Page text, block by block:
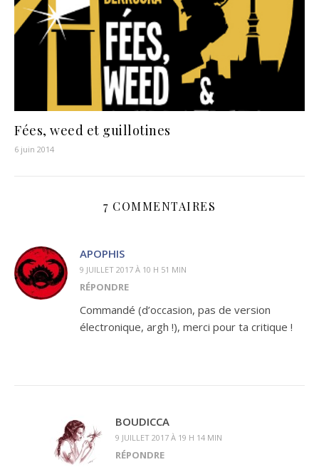
Fées, weed et guillotines
6 juin 2014
7 COMMENTAIRES
APOPHIS
9 JUILLET 2017 À 10 H 51 MIN
RÉPONDRE
Commandé (d’occasion, pas de version
électronique, argh !), merci pour ta critique !
BOUDICCA
9 JUILLET 2017 À 19 H 14 MIN
RÉPONDRE